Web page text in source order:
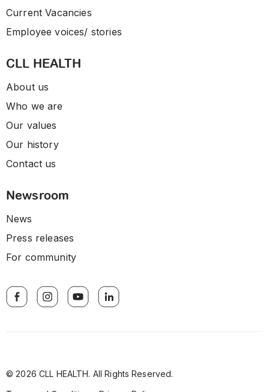
Current Vacancies
Employee voices/ stories
CLL HEALTH
About us
Who we are
Our values
Our history
Contact us
Newsroom
News
Press releases
For community
© 2026 CLL HEALTH. All Rights Reserved.